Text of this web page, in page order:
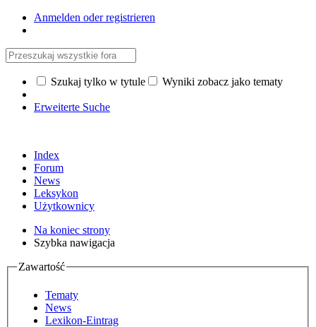
Anmelden oder registrieren
Szukaj tylko w tytule Wyniki zobacz jako tematy
Erweiterte Suche
Index
Forum
News
Leksykon
Użytkownicy
Na koniec strony
Szybka nawigacja
Zawartość
Tematy
News
Lexikon-Eintrag